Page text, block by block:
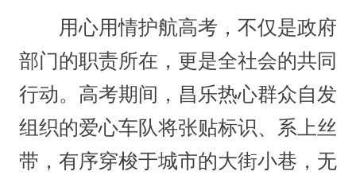
用心用情护航高考，不仅是政府
部门的职责所在，更是全社会的共同
行动。高考期间，昌乐热心群众自发
组织的爱心车队将张贴标识、系上丝
带，有序穿梭于城市的大街小巷，无